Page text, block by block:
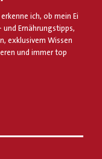
ich, ob mein Ei
Ernährungstipps,
exklusivem Wissen
und immer top